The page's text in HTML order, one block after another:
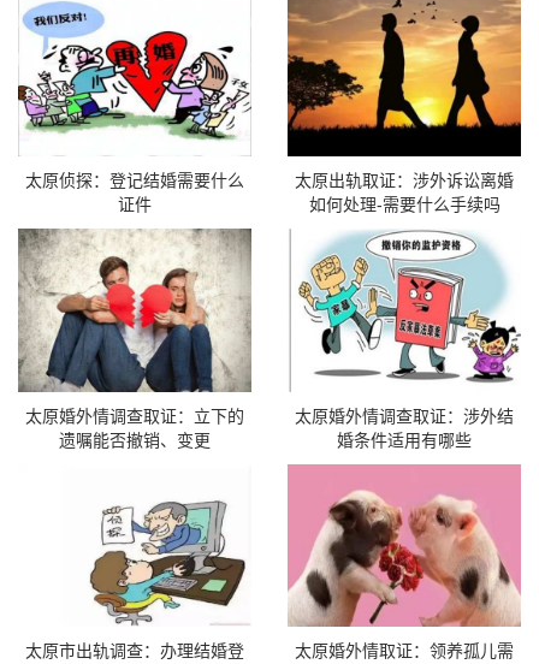
太原侦探：登记结婚需要什么
证件
太原出轨取证：涉外诉讼离婚
如何处理-需要什么手续吗
太原婚外情调查取证：立下的
遗嘱能否撤销、变更
太原婚外情调查取证：涉外结
婚条件适用有哪些
太原市出轨调查：办理结婚登
太原婚外情取证：领养孤儿需